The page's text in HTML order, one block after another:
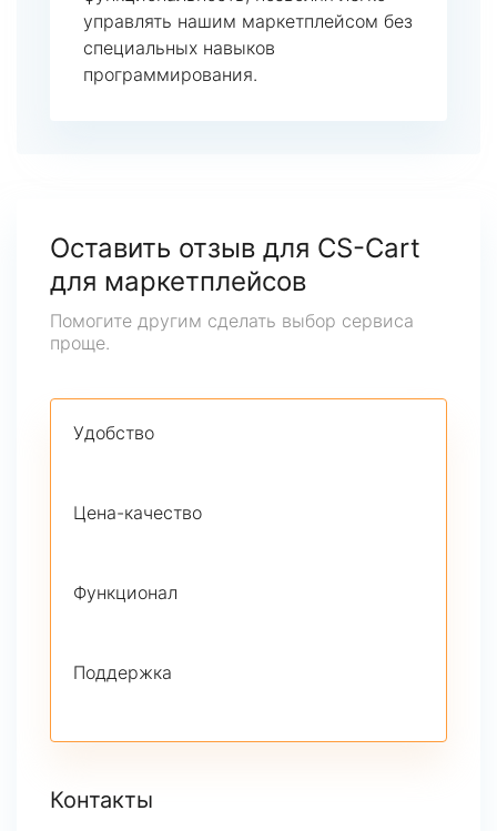
управлять нашим маркетплейсом без
специальных навыков
программирования.
Оставить отзыв для CS-Cart
для маркетплейсов
Помогите другим сделать выбор сервиса
проще.
Удобство
Цена-качество
Функционал
Поддержка
Контакты